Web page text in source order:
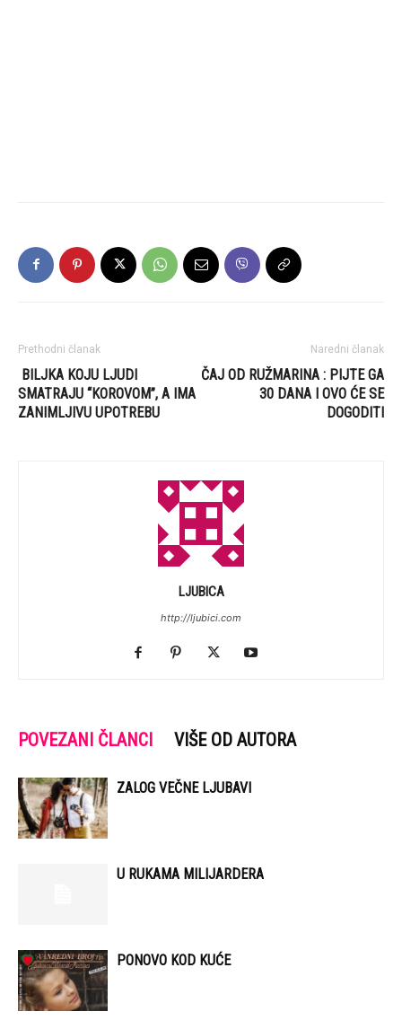
Prethodni članak
BILJKA KOJU LJUDI
SMATRAJU “KOROVOM”, A IMA
ZANIMLJIVU UPOTREBU
Naredni članak
ČAJ OD RUŽMARINA : PIJTE GA
30 DANA I OVO ĆE SE
DOGODITI
LJUBICA
http://ljubici.com
POVEZANI ČLANCI VIŠE OD AUTORA
ZALOG VEČNE LJUBAVI
U RUKAMA MILIJARDERA
PONOVO KOD KUĆE